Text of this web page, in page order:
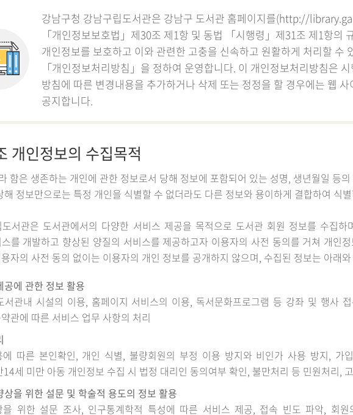
강남구청 강남구립도서관은 강남구 도서관 홈페이지를(http://
「개인정보보호법」제30조 제1항 및 동법 「시행령」제31조 제1항의
개인정보를 보호하고 이와 관련한 고충을 신속하고 원활하게 처리할 수
「개인정보처리방침」을 정하여 운영합니다. 이 개인정보처리방침은
방침에 따른 변경내용을 추가하거나 삭제 또는 정정을 할 경우에는 웹
공지합니다.
개인정보의 수집목적
함은 생존하는 개인에 관한 정보로서 당해 정보에 포함되어 있는 성명, 생년월일 등
해 정보만으로는 특정 개인을 식별할 수 없더라도 다른 정보와 용이하게 결합하여 식
서관은 도서관에서의 다양한 서비스 제공을 목적으로 도서관 회원 정보를 수집
를 개발하고 향상된 양질의 서비스를 제공하고자 이용자의 사전 동의를 거쳐 개인
자의 사전 동의 없이는 이용자의 개인 정보를 공개하지 않으며, 수집된 정보는 아래
에 관한 정보 활용
서관내 시설의 이용, 홈페이지 서비스의 이용, 독서문화프로그램 등 강좌 및 행사
관에 따른 서비스 업무 사항의 처리
에 따른 본인확인, 개인 식별, 불량회원의 부정 이용 방지와 비인가 사용 방지, 가
14세 미만 아동 개인정보 수집 시 법정 대리인 동의여부 확인, 불만처리 등 민원처리,
을 위한 설문 및 학술적 용도의 정보 활용
을 위한 설문 조사, 인구통계학적 특성에 따른 서비스 제공, 접속 빈도 파악, 회